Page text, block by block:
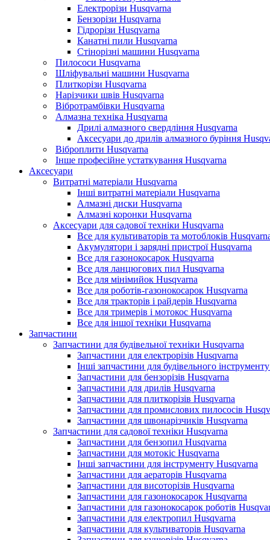
Електрорізи Husqvarna
Бензорізи Husqvarna
Гідрорізи Husqvarna
Канатні пили Husqvarna
Стінорізні машини Husqvarna
Пилососи Husqvarna
Шліфувальні машини Husqvarna
Плиткорізи Husqvarna
Нарізчики швів Husqvarna
Вібротрамбівки Husqvarna
Алмазна техніка Husqvarna
Дрилі алмазного свердління Husqvarna
Аксесуари до дрилів алмазного буріння
Віброплити Husqvarna
Інше професійне устаткування Husqvarna
Аксесуари
Витратні матеріали Husqvarna
Інші витратні матеріали Husqvarna
Алмазні диски Husqvarna
Алмазні коронки Husqvarna
Аксесуари для садової техніки Husqvarna
Все для культиваторів та мотоблоків
Акумулятори і зарядні пристрої Husqvarna
Все для газонокосарок Husqvarna
Все для ланцюгових пил Husqvarna
Все для мінімийок Husqvarna
Все для роботів-газонокосарок Husqvarna
Все для тракторів і райдерів Husqvarna
Все для тримерів і мотокос Husqvarna
Все для іншої техніки Husqvarna
Запчастини
Запчастини для будівельної техніки Husqvarna
Запчастини для електрорізів Husqvarna
Інші запчастини для будівельного
Запчастини для бензорізів Husqvarna
Запчастини для дрилів Husqvarna
Запчастини для плиткорізів Husqvarna
Запчастини для промислових пилососів
Запчастини для швонарізчиків Husqvarna
Запчастини для садової техніки Husqvarna
Запчастини для бензопил Husqvarna
Запчастини для мотокіс Husqvarna
Інші запчастини для інструменту Husqvarna
Запчастини для аераторів Husqvarna
Запчастини для висоторізів Husqvarna
Запчастини для газонокосарок Husqvarna
Запчастини для газонокосарок роботів
Запчастини для електропил Husqvarna
Запчастини для культиваторів Husqvarna